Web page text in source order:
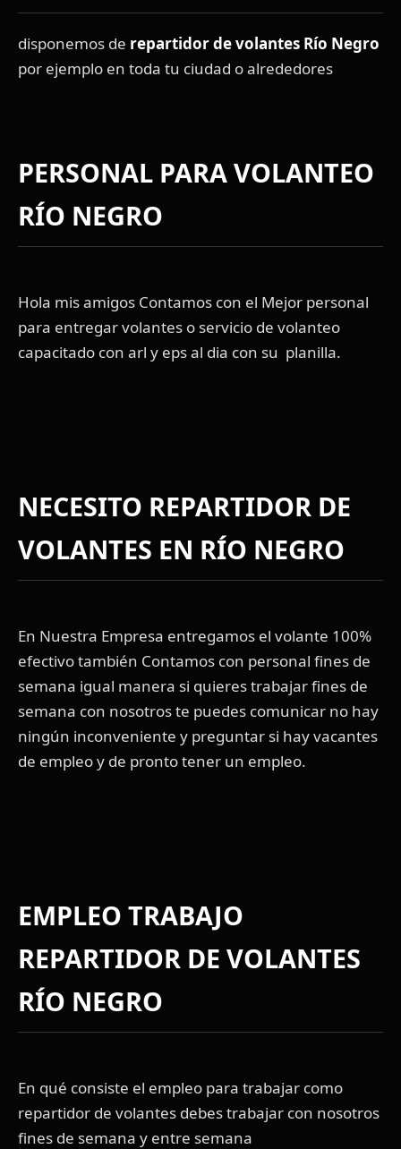
disponemos de repartidor de volantes Río Negro
por ejemplo en toda tu ciudad o alrededores
PERSONAL PARA VOLANTEO
RÍO NEGRO
Hola mis amigos Contamos con el Mejor personal
para entregar volantes o servicio de volanteo
capacitado con arl y eps al dia con su planilla.
NECESITO REPARTIDOR DE
VOLANTES EN RÍO NEGRO
En Nuestra Empresa entregamos el volante 100%
efectivo también Contamos con personal fines de
semana igual manera si quieres trabajar fines de
semana con nosotros te puedes comunicar no hay
ningún inconveniente y preguntar si hay vacantes
de empleo y de pronto tener un empleo.
EMPLEO TRABAJO
REPARTIDOR DE VOLANTES
RÍO NEGRO
En qué consiste el empleo para trabajar como
repartidor de volantes debes trabajar con nosotros
fines de semana y entre semana